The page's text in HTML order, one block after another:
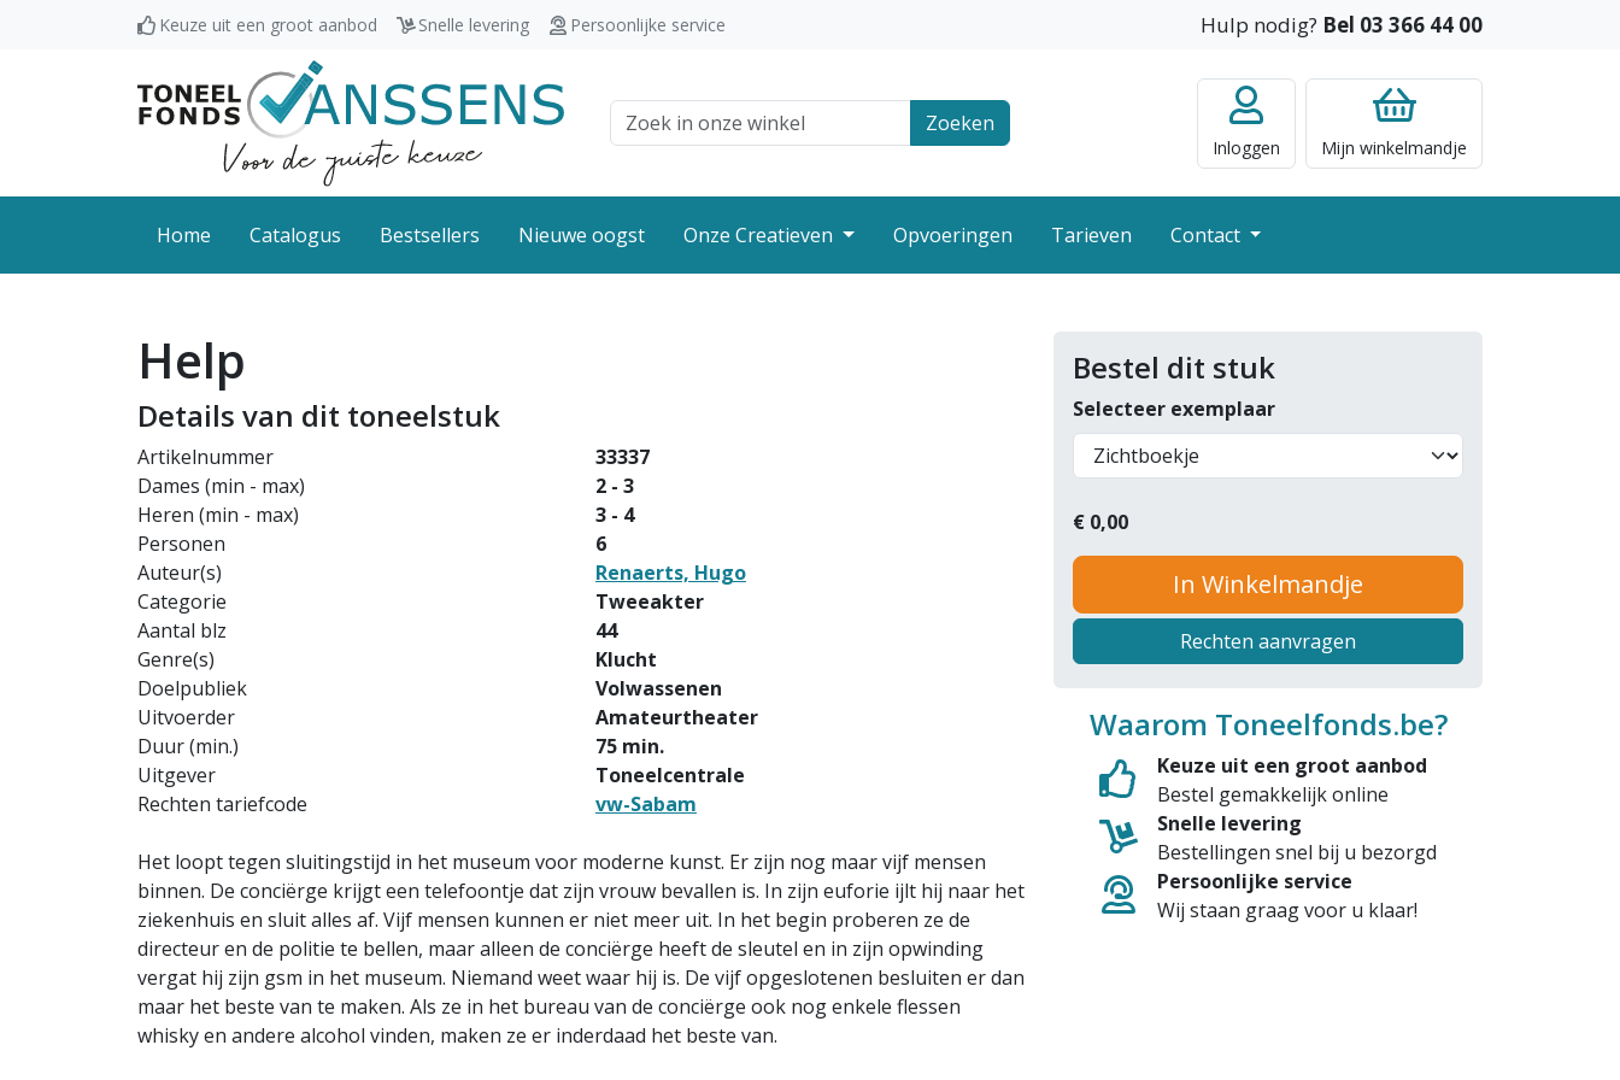
Keuze uit een groot aanbod Snelle levering Persoonlijke service Hulp nodig? Bel 03 366 44 00
Zoek veld Zoeken
Inloggen Mijn winkelmandje
Home Catalogus Bestsellers Nieuwe oogst Onze Creatieven Opvoeringen Tarieven Contact
Help
Details van dit toneelstuk
Artikelnummer
33337
Dames (min - max)
2 - 3
Heren (min - max)
3 - 4
Personen
6
Auteur(s)
Renaerts, Hugo
Categorie
Tweeakter
Aantal blz
44
Genre(s)
Klucht
Doelpubliek
Volwassenen
Uitvoerder
Amateurtheater
Duur (min.)
75 min.
Uitgever
Toneelcentrale
Rechten tariefcode
vw-Sabam
Het loopt tegen sluitingstijd in het museum voor moderne kunst. Er zijn nog maar vijf mensen
binnen. De conciërge krijgt een telefoontje dat zijn vrouw bevallen is. In zijn euforie ijlt hij naar het
ziekenhuis en sluit alles af. Vijf mensen kunnen er niet meer uit. In het begin proberen ze de
directeur en de politie te bellen, maar alleen de conciërge heeft de sleutel en in zijn opwinding
vergat hij zijn gsm in het museum. Niemand weet waar hij is. De vijf opgeslotenen besluiten er dan
maar het beste van te maken. Als ze in het bureau van de conciërge ook nog enkele flessen
whisky en andere alcohol vinden, maken ze er inderdaad het beste van.
Bestel dit stuk
Selecteer exemplaar
€ 0,00
In Winkelmandje
Rechten aanvragen
Waarom Toneelfonds.be?
Keuze uit een groot aanbod
Bestel gemakkelijk online
Snelle levering
Bestellingen snel bij u bezorgd
Persoonlijke service
Wij staan graag voor u klaar!